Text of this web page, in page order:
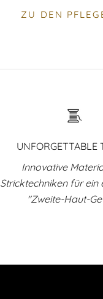
ZU DEN
UNFORGETTABLE
Innovative
Stricktechniken für ein
"Zweite-Haut-